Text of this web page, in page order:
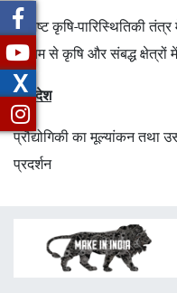
विशिष्ट कृषि-पारिस्थितिकी
माध्यम से कृषि और संबद्ध
अधिदेश
प्रौद्योगिकी का मूल्यांकन तथा
प्रदर्शन
X